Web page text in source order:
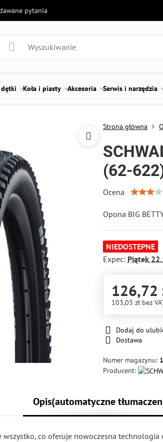
pytania
Koła i piasty Akcesoria Serwis i narzędzia
Strona główna
(62-
Ocena
Opona BIG
NIEDOSTEPNE
Expec: Piątek
126,72
103,03 zł bez
Dodaj do
Dostawa
Numer magazynu:
Producent:
Opis(automatyczne
wszystko, co oferuje nowoczesna technologia